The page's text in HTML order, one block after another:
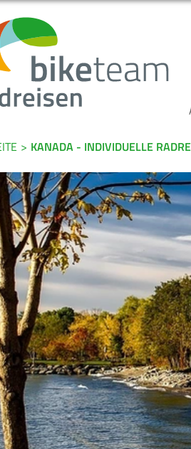
> KANADA - INDIVIDUELLE